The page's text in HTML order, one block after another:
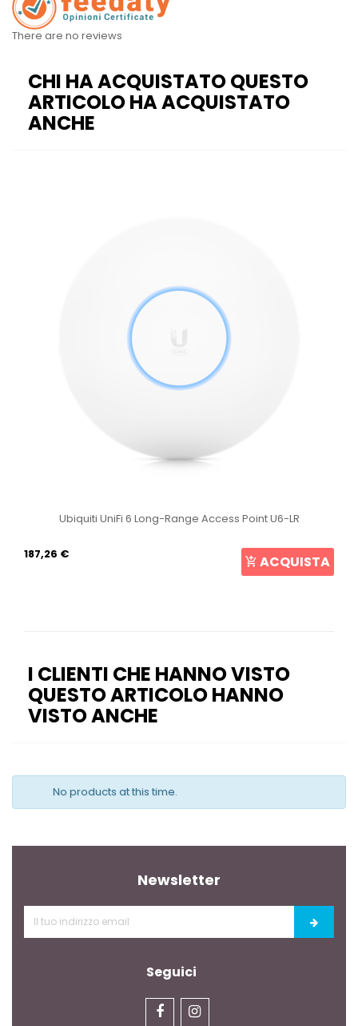
There are no reviews
CHI HA ACQUISTATO QUESTO
ARTICOLO HA ACQUISTATO
ANCHE
Ubiquiti UniFi 6 Long-Range Access Point U6-LR
187,26 € ACQUISTA
I CLIENTI CHE HANNO VISTO
QUESTO ARTICOLO HANNO
VISTO ANCHE
No products at this time.
Newsletter
Seguici